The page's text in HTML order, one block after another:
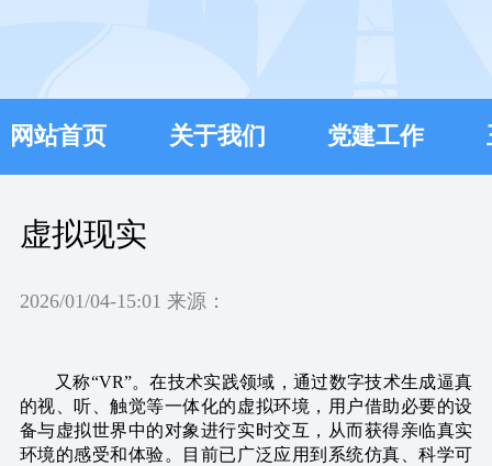
网站首页 关于我们 党建工作
虚拟现实
2026/01/04-15:01 来源：
又称“VR”。在技术实践领域，通过数字技术生成逼真
的视、听、触觉等一体化的虚拟环境，用户借助必要的设
备与虚拟世界中的对象进行实时交互，从而获得亲临真实
环境的感受和体验。目前已广泛应用到系统仿真、科学可